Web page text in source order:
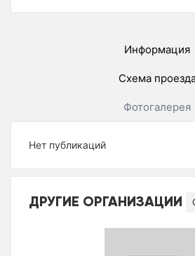
Информация
Схема
Фотогалерея
Нет публикаций
ДРУГИЕ ОРГАНИЗАЦИИ